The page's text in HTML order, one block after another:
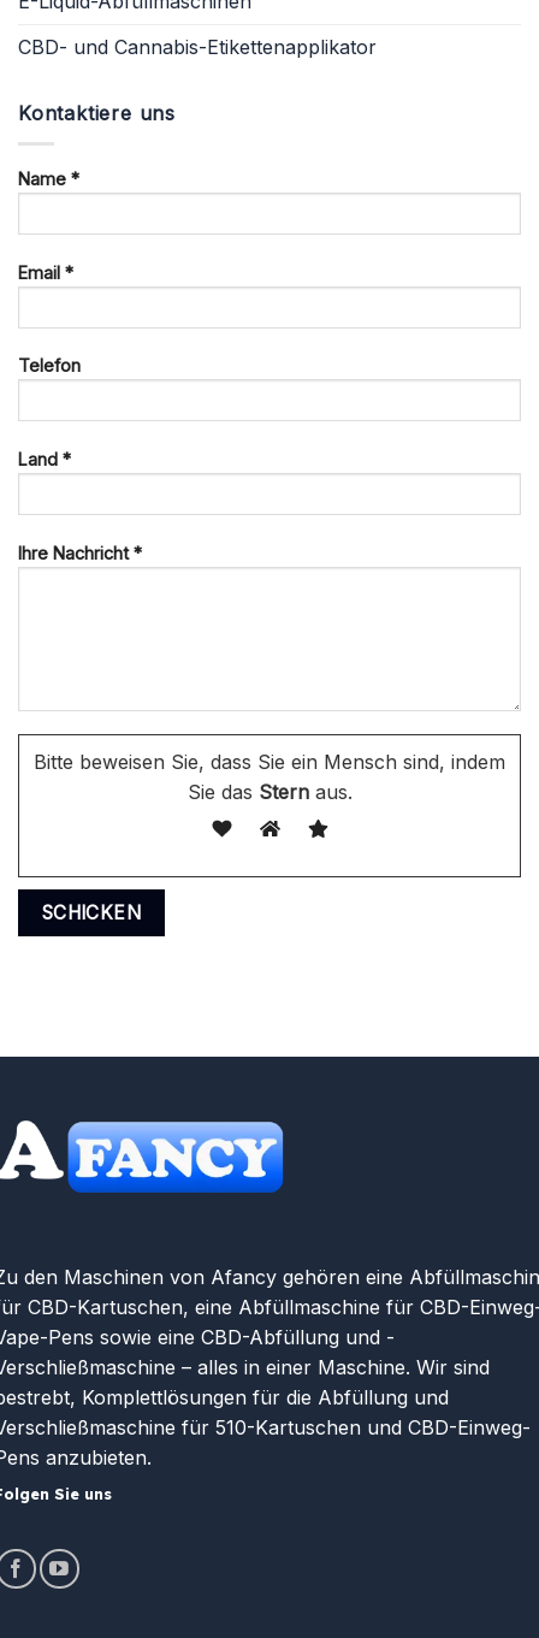
CBD- und Cannabis-Etikettenapplikator
Kontaktiere uns
Name *
Email *
Telefon
Land *
Ihre Nachricht *
Bitte beweisen Sie, dass Sie ein Mensch sind, indem
Sie das Sternaus.
den Maschinen von Afancy gehören eine
CBD-Kartuschen, eine Abfüllmaschine für CBD-
Pens sowie eine CBD-Abfüllung und -
– alles in einer Maschine. Wir sind
Komplettlösungen für die Abfüllung und
für 510-Kartuschen und CBD-Einweg-
anzubieten.
Sie uns